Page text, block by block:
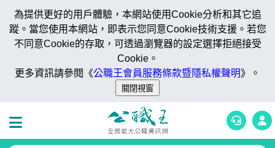
為提供更好的用戶體驗，本網站使用Cookie分析和其它追
蹤。當您使用本網站，即表示您同意Cookie技術支援。若您
不同意Cookie的存取，可透過瀏覽器的設定選擇拒絕接受
Cookie。
更多資訊請參閱《公職王會員服務條款暨隱私權聲明》。